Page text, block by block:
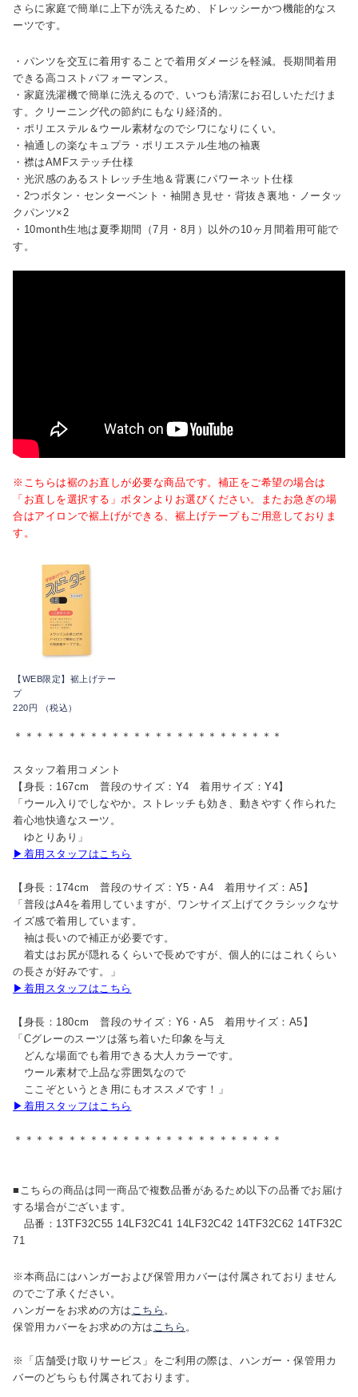
さらに家庭で簡単に上下が洗えるため、ドレッシーかつ機能的なス
ーツです。
・パンツを交互に着用することで着用ダメージを軽減。長期間着用
できる高コストパフォーマンス。
・家庭洗濯機で簡単に洗えるので、いつも清潔にお召しいただけま
す。クリーニング代の節約にもなり経済的。
・ポリエステル＆ウール素材なのでシワになりにくい。
・袖通しの楽なキュプラ・ポリエステル生地の袖裏
・襟はAMFステッチ仕様
・光沢感のあるストレッチ生地＆背裏にパワーネット仕様
・2つボタン・センターベント・袖開き見せ・背抜き裏地・ノータッ
クパンツ×2
・10month生地は夏季期間（7月・8月）以外の10ヶ月間着用可能で
す。
※こちらは裾のお直しが必要な商品です。補正をご希望の場合は
「お直しを選択する」ボタンよりお選びください。またお急ぎの場
合はアイロンで裾上げができる、裾上げテープもご用意しておりま
す。
【WEB限定】裾上げテー
プ
220円 （税込）
＊＊＊＊＊＊＊＊＊＊＊＊＊＊＊＊＊＊＊＊＊＊＊＊＊
スタッフ着用コメント
【身長：167cm 普段のサイズ：Y4 着用サイズ：Y4】
「ウール入りでしなやか。ストレッチも効き、動きやすく作られた
着心地快適なスーツ。
ゆとりあり」
▶着用スタッフはこちら
【身長：174cm 普段のサイズ：Y5・A4 着用サイズ：A5】
「普段はA4を着用していますが、ワンサイズ上げてクラシックなサ
イズ感で着用しています。
袖は長いので補正が必要です。
着丈はお尻が隠れるくらいで長めですが、個人的にはこれくらい
の長さが好みです。」
▶着用スタッフはこちら
【身長：180cm 普段のサイズ：Y6・A5 着用サイズ：A5】
「Cグレーのスーツは落ち着いた印象を与え
どんな場面でも着用できる大人カラーです。
ウール素材で上品な雰囲気なので
ここぞというとき用にもオススメです！」
▶着用スタッフはこちら
＊＊＊＊＊＊＊＊＊＊＊＊＊＊＊＊＊＊＊＊＊＊＊＊＊
■こちらの商品は同一商品で複数品番があるため以下の品番でお届け
する場合がございます。
品番：13TF32C55 14LF32C41 14LF32C42 14TF32C62 14TF32C
71
※本商品にはハンガーおよび保管用カバーは付属されておりません
のでご了承ください。
ハンガーをお求めの方は こちら 。
保管用カバーをお求めの方は こちら 。
※「店舗受け取りサービス」をご利用の際は、ハンガー・保管用カ
バーのどちらも付属されております。